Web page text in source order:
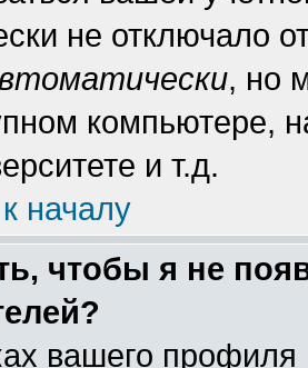
не отключало
, но
компьютере,
и т.д.
началу
чтобы я не
вашего